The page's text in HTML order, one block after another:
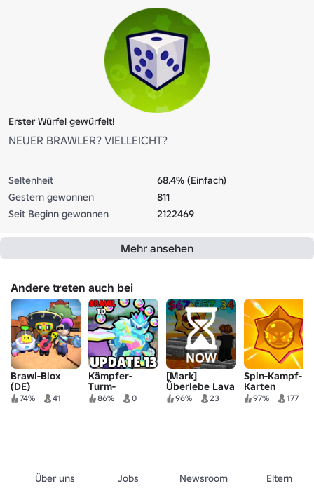
Erster Würfel gewürfelt!
NEUER BRAWLER? VIELLEICHT?
Seltenheit
68.4% (Einfach)
Gestern gewonnen
811
Seit Beginn gewonnen
2122469
Mehr ansehen
Andere treten auch bei
Brawl-Blox
(DE)
74% 41
Kämpfer-
Turm-
Verteidigung
86% 0
[Mark]
Überlebe Lava
für Kämpfer!
96% 23
Spin-Kampf-
Karten
97% 177
Über uns Jobs Newsroom
Eltern